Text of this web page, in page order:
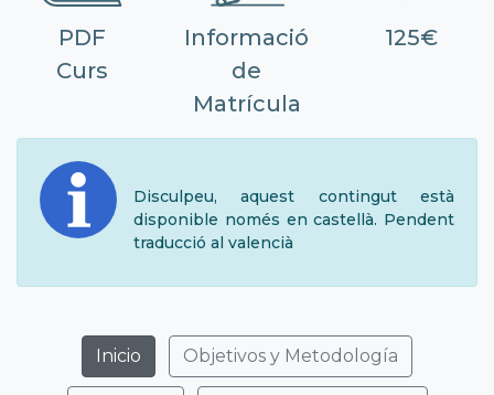
PDF
Curs
Informació
de
Matrícula
125€
Disculpeu, aquest contingut està
disponible només en castellà. Pendent
traducció al valencià
Inicio Objetivos y Metodología